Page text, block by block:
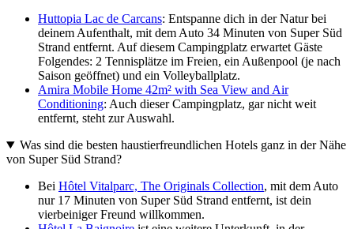
Huttopia Lac de Carcans: Entspanne dich in der Natur bei
deinem Aufenthalt, mit dem Auto 34 Minuten von Super Süd
Strand entfernt. Auf diesem Campingplatz erwartet Gäste
Folgendes: 2 Tennisplätze im Freien, ein Außenpool (je nach
Saison geöffnet) und ein Volleyballplatz.
Amira Mobile Home 42m² with Sea View and Air
Conditioning: Auch dieser Campingplatz, gar nicht weit
entfernt, steht zur Auswahl.
Was sind die besten haustierfreundlichen Hotels ganz in der Nähe
von Super Süd Strand?
Bei Hôtel Vitalparc, The Originals Collection, mit dem Auto
nur 17 Minuten von Super Süd Strand entfernt, ist dein
vierbeiniger Freund willkommen.